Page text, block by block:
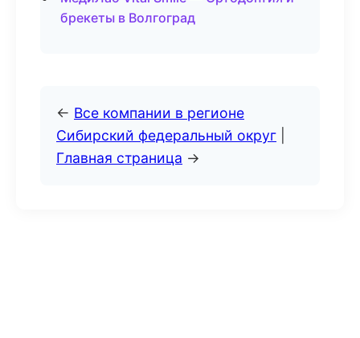
брекеты в Волгоград
← Все компании в регионе
Сибирский федеральный округ
Главная страница →